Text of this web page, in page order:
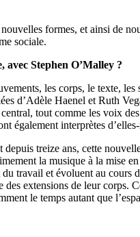
formes, et ainsi de
sociale.
avec Stephen O’Malley ?
les corps, le texte,
d’Adèle Haenel et Ruth
tout comme les voix
également interprètes
treize ans, cette
la musique à la mise
travail et évoluent au
extensions de leur
le temps autant que